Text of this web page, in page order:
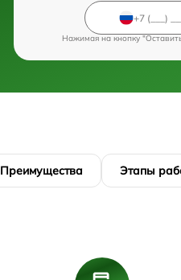
Нажимая на кнопку
Преимущества Этапы